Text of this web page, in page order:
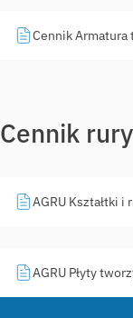
Cennik
Cennik
AGRU Kształtki i
AGRU Płyty